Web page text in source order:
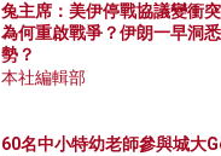
兔主席：美伊停戰協議變衝
為何重啟戰爭？伊朗一早洞
勢？
本社編輯部
60名中小特幼老師參與城大